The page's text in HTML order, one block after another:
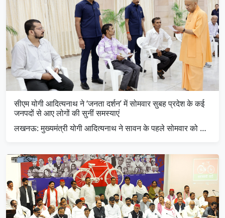
सीएम योगी आदित्यनाथ ने ‘जनता दर्शन’ में सोमवार सुबह प्रदेश के कई
जनपदों से आए लोगों की सुनीं समस्याएं
लखनऊ: मुख्यमंत्री योगी आदित्यनाथ ने सावन के पहले सोमवार को …